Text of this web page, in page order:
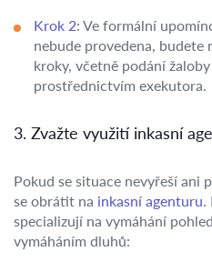
Krok 2: Ve formální
nebude provedena,
kroky, včetně podání
prostřednictvím exekutora.
3. Zvažte využití inkasní
Pokud se situace nevyřeší ani
se obrátit na inkasní agenturu
specializují na vymáhání
vymáháním dluhů: